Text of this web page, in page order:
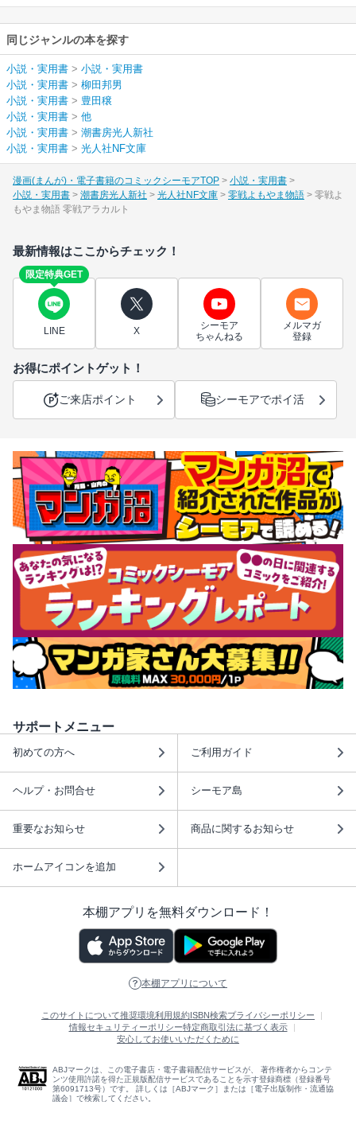
同じジャンルの本を探す
小説・実用書 > 小説・実用書
小説・実用書 > 柳田邦男
小説・実用書 > 豊田穣
小説・実用書 > 他
小説・実用書 > 潮書房光人新社
小説・実用書 > 光人社NF文庫
漫画(まんが)・電子書籍のコミックシーモアTOP
小説・実用書
小説・実用書
潮書房光人新社 光人社NF文庫 零戦よもやま物語
零戦よ
もやま物語 零戦アラカルト
最新情報はここからチェック！
限定特典GET
LINE X
シーモア
ちゃんねる
メルマガ
登録
お得にポイントゲット！
ご来店ポイント シーモアでポイ活
サポートメニュー
初めての方へ ご利用ガイド
ヘルプ・お問合せ シーモア島
重要なお知らせ 商品に関するお知らせ
ホームアイコンを追加
本棚アプリを無料ダウンロード！
本棚アプリについて
このサイトについて推奨環境利用規約ISBN検索プライバシーポリシー
情報セキュリティーポリシー特定商取引法に基づく表示
安心してお使いいただくために
ABJマークは、この電子書店・電子書籍配信サービスが、 著作権者からコンテ
ンツ使用許諾を得た正規版配信サービスであることを示す登録商標（登録番号
第6091713号）です。 詳しくは［ABJマーク］または［電子出版制作・流通協
議会］で検索してください。